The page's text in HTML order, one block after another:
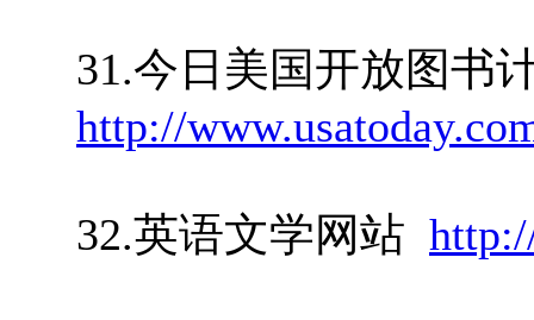
31.今日美国开放图书
http://
32.英语文学网站